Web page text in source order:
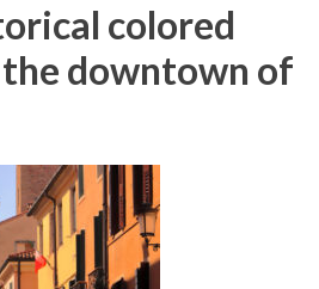
colored
downtown of